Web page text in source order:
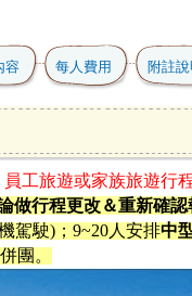
容 每人費用 附註
工旅遊或家族旅遊行
做行程更改＆重新確
駕駛)；9~20人安排中
團。